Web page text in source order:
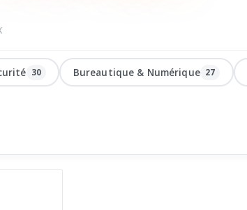
30 Bureautique & Numérique 27